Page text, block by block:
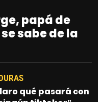
papá de
sabe de la
qué pasará con